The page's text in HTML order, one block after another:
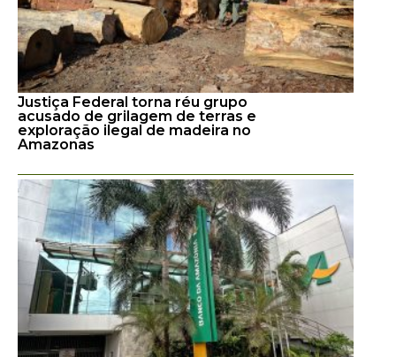
Justiça Federal torna réu grupo
acusado de grilagem de terras e
exploração ilegal de madeira no
Amazonas